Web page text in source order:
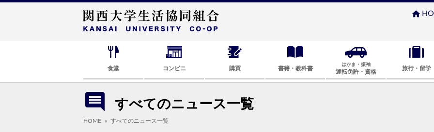
home
食堂 コンビニ 購買 書籍・教科書
はかま・振袖
運転免許・資格
旅行・留学
comment すべてのニュース一覧
HOME すべてのニュース一覧